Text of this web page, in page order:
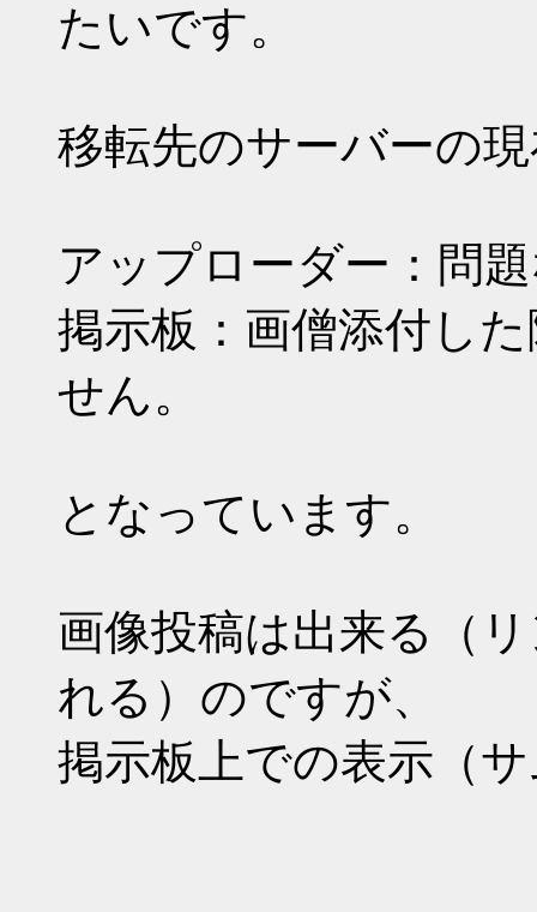
たいです。
移転先のサーバーの
アップローダー：問
掲示板：画僧添付し
せん。
となっています。
画像投稿は出来る（
れる）のですが、
掲示板上での表示（